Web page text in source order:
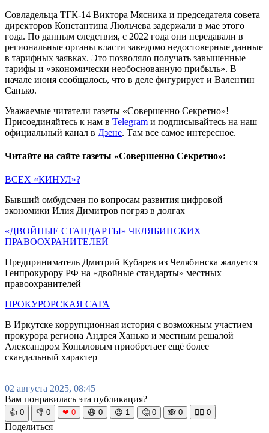
Совладельца ТГК-14 Виктора Мясника и председателя совета
директоров Константина Люльчева задержали в мае этого
года. По данным следствия, с 2022 года они передавали в
региональные органы власти заведомо недостоверные данные
в тарифных заявках. Это позволяло получать завышенные
тарифы и «экономически необоснованную прибыль». В
начале июня сообщалось, что в деле фигурирует и Валентин
Санько.
Уважаемые читатели газеты «Совершенно Секретно»!
Присоединяйтесь к нам в Telegram и подписывайтесь на наш
официальный канал в Дзене. Там все самое интересное.
Читайте на сайте газеты «Совершенно Секретно»:
ВСЕХ «КИНУЛ»?
Бывший омбудсмен по вопросам развития цифровой
экономики Илия Димитров погряз в долгах
«ДВОЙНЫЕ СТАНДАРТЫ» ЧЕЛЯБИНСКИХ
ПРАВООХРАНИТЕЛЕЙ
Предприниматель Дмитрий Кубарев из Челябинска жалуется
Генпрокурору РФ на «двойные стандарты» местных
правоохранителей
ПРОКУРОРСКАЯ САГА
В Иркутске коррупционная история с возможным участием
прокурора региона Андрея Ханько и местным решалой
Александром Копыловым приобретает ещё более
скандальный характер
02 августа 2025, 08:45
Вам понравилась эта публикация?
👍 0 👎 0 ❤ 0 😆 0 😡 1 🤔 0 🙈 0 🧘‍♀️ 0
Поделиться